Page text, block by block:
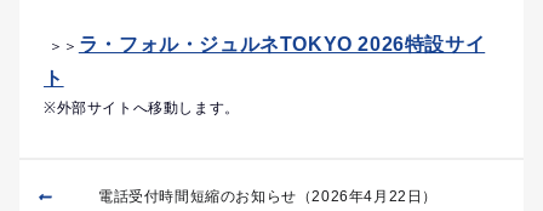
＞＞ ラ・フォル・ジュルネTOKYO 2026特設サイ
ト
※外部サイトへ移動します。
電話受付時間短縮のお知らせ（2026年4月22日）